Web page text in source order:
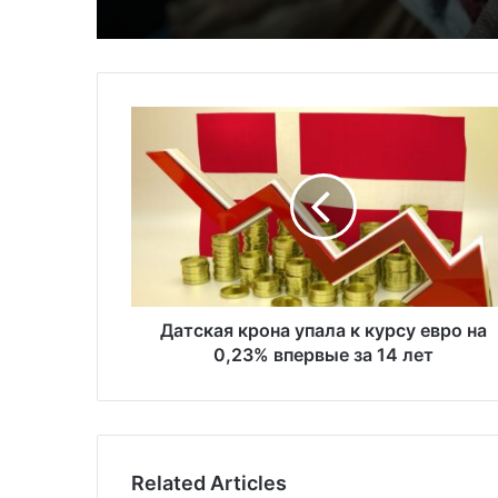
р
у
а
Датская крона упала к курсу евро на
0,23% впервые за 14 лет
Related Articles